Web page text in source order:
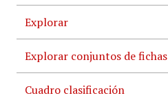
Explorar
Explorar conjuntos de fichas
Cuadro clasificación